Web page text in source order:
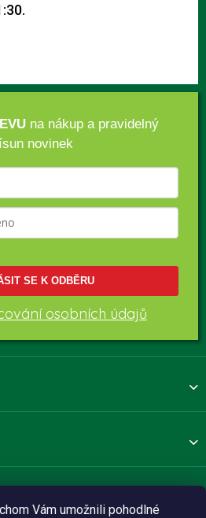
Vám umožnili pohodlné
na nákup a pravidelný
novinek
SE K ODBĚRU
osobních údajů